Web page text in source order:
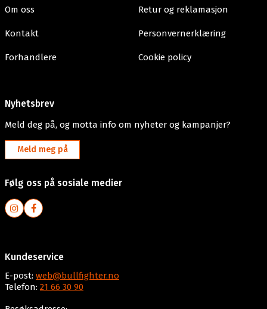
Om oss
Kontakt
Forhandlere
Retur og reklamasjon
Personvernerklæring
Cookie policy
Nyhetsbrev
Meld deg på, og motta info om nyheter og kampanjer?
Meld meg på
Følg oss på sosiale medier
Kundeservice
E-post: web@bullfighter.no
Telefon: 21 66 30 90